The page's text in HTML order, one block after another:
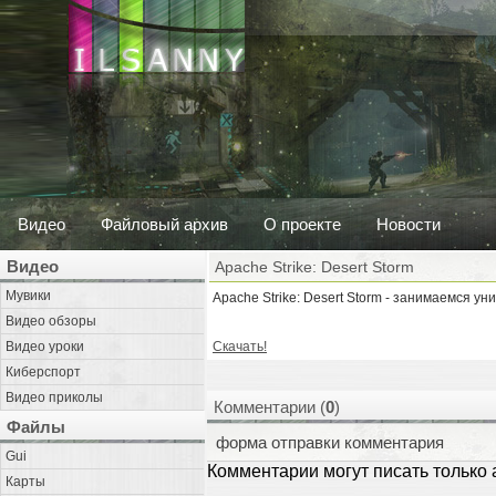
Видео Файловый архив О проекте Новости
Видео
Мувики
Видео обзоры
Видео уроки
Киберспорт
Видео приколы
Файлы
Gui
Карты
Apache Strike: Desert Storm
Apache Strike: Desert Storm - занимаемся
Скачать!
Комментарии (0)
форма отправки комментария
Комментарии могут писать